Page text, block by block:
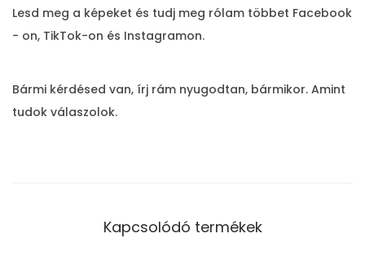
Lesd meg a képeket és tudj meg rólam többet Facebook
- on, TikTok-on és Instagramon.
Bármi kérdésed van, írj rám nyugodtan, bármikor. Amint
tudok válaszolok.
Kapcsolódó termékek